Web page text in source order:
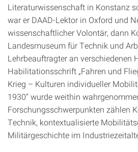
Literaturwissenschaft in Konstanz
war er DAAD-Lektor in Oxford und
wissenschaftlicher Volontär, dann
Landesmuseum für Technik und
Lehrbeauftragter an verschiedenen
Habilitationsschrift „Fahren und
Krieg – Kulturen individueller
1930“ wurde weithin
Forschungsschwerpunkten zählen
Technik, kontextualisierte
Militärgeschichte im